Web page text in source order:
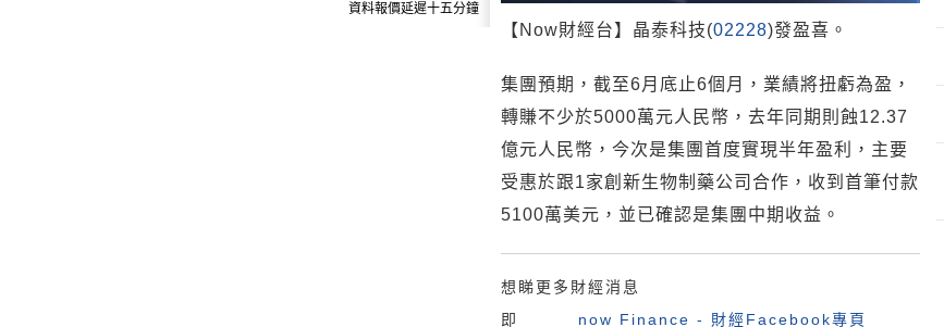
資料報價延遲十五分鐘
【Now財經台】晶泰科技(02228)發盈喜。
集團預期，截至6月底止6個月，業績將扭虧為盈，
轉賺不少於5000萬元人民幣，去年同期則蝕12.37
億元人民幣，今次是集團首度實現半年盈利，主要
受惠於跟1家創新生物制藥公司合作，收到首筆付款
5100萬美元，並已確認是集團中期收益。
想睇更多財經消息
即
now Finance - 財經Facebook專頁